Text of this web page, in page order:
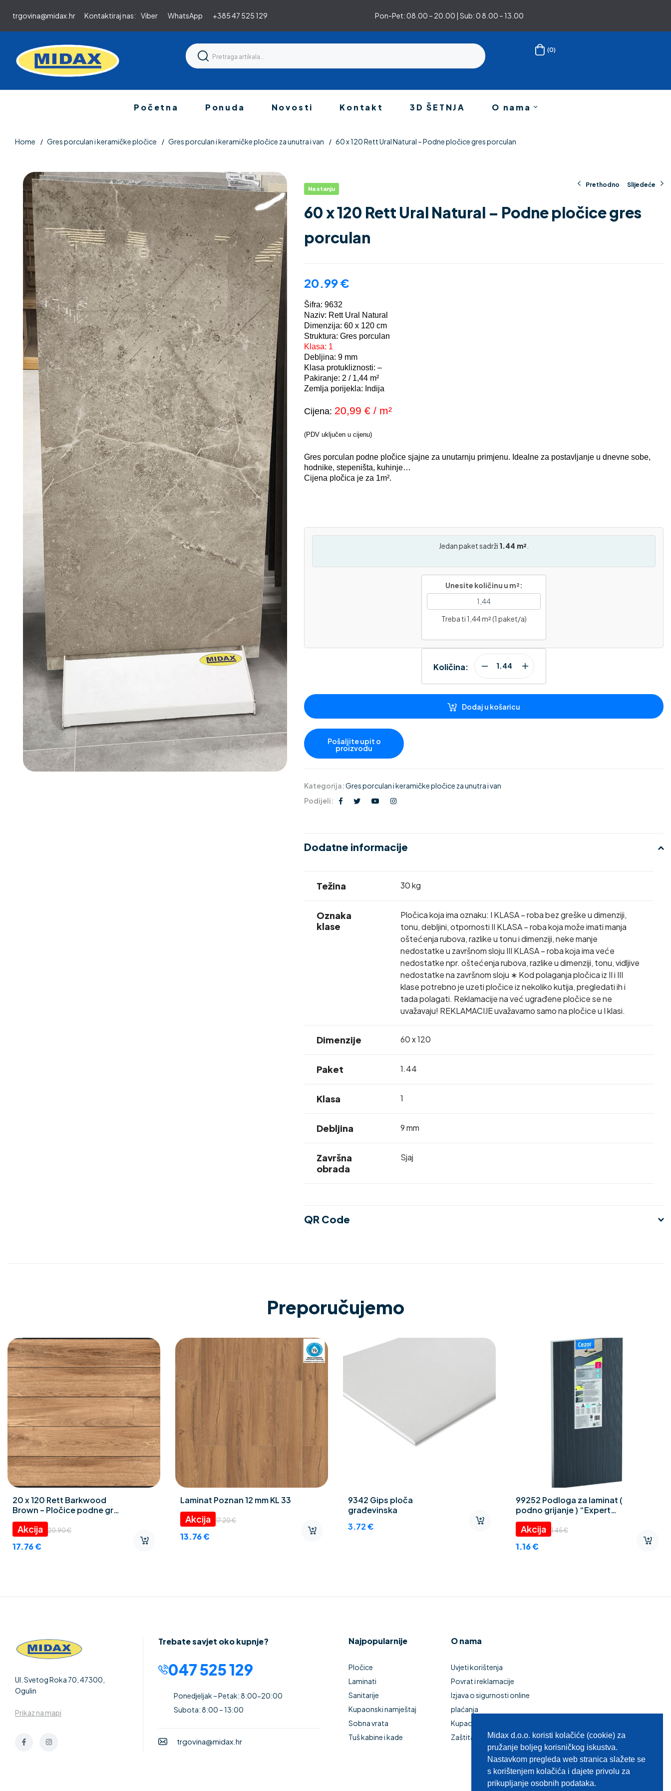
trgovina@midax.hr Kontaktiraj nas: Viber WhatsApp +385 47 525 129 Pon-Pet: 08.00 – 20.00 | Sub: 0 8.00 – 13.00
(0)
Početna Ponuda Novosti Kontakt 3D ŠETNJA O nama
Home Gres porculan i keramičke pločice Gres porculan i keramičke pločice za unutra i van 60 x 120 Rett Ural Natural – Podne pločice gres porculan
Prethodno
€
Slijedeće
€
Na stanju
60 x 120 Rett Ural Natural – Podne pločice gres
porculan
20.99€
Šifra: 9632
Naziv: Rett Ural Natural
Dimenzija: 60 x 120 cm
Struktura: Gres porculan
Klasa: 1
Debljina: 9 mm
Klasa protukliznosti: –
Pakiranje: 2 / 1,44 m²
Zemlja porijekla: Indija
Cijena: 20,99 € / m²
(PDV uključen u cijenu)
Gres porculan podne pločice sjajne za unutarnju primjenu. Idealne za postavljanje u dnevne sobe,
hodnike, stepeništa, kuhinje…
Cijena pločica je za 1m².
Jedan paket sadrži 1.44 m²
Unesite količinu u m²:
Treba ti 1,44 m² (1 paket/a)
Količina:
Dodaj u košaricu
Kategorija:Gres porculan i keramičke pločice za unutra i van
Podijeli:
Dodatne informacije
Težina 30 kg
Oznaka
klase
Pločica koja ima oznaku: I KLASA – roba bez greške u dimenziji,
tonu, debljini, otpornosti II KLASA – roba koja može imati manja
oštećenja rubova, razlike u tonu i dimenziji, neke manje
nedostatke u završnom sloju III KLASA – roba koja ima veće
nedostatke npr. oštećenja rubova, razlike u dimenziji, tonu, vidljive
nedostatke na završnom sloju ∗ Kod polaganja pločica iz II i III
klase potrebno je uzeti pločice iz nekoliko kutija, pregledati ih i
tada polagati. Reklamacije na već ugrađene pločice se ne
uvažavaju! REKLAMACIJE uvažavamo samo na pločice u I klasi.
Dimenzije 60 x 120
Paket 1.44
Klasa 1
Debljina 9 mm
Završna
obrada
Sjaj
QR Code
Preporučujemo
20 x 120 Rett Barkwood
Brown – Pločice podne gres
porculan
20.90€
17.76€
Laminat Poznan 12 mm KL 33
17.20€
13.76€
9342 Gips ploča
građevinska
3.72€
99252 Podloga za laminat (
podno grijanje ) “Expert
Thermo CEZAR” 2 mm
1.45€
1.16€
Ul. Svetog Roka 70, 47300,
Ogulin
Prikaz na mapi
Trebate savjet oko kupnje?
047 525 129
Ponedjeljak – Petak: 8:00-20:00
Subota: 8:00 – 13:00
trgovina@midax.hr
Najpopularnije
Pločice
Laminati
Sanitarije
Kupaonski namještaj
Sobna vrata
Tuš kabine i kade
O nama
Uvjeti korištenja
Povrat i reklamacije
Izjava o sigurnosti online
plaćanja
Kupaonski namještaj
Zaštita privatnostiMidax d.o.o. koristi kolačiće (cookie) za
pružanje boljeg korisničkog iskustva.
Nastavkom pregleda web stranica slažete se
s korištenjem kolačića i dajete privolu za
prikupljanje osobnih podataka.